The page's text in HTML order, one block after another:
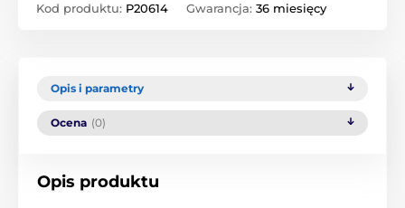
Kod produktu: P20614 Gwarancja: 36 miesięcy
Opis i parametry
Ocena (0)
Opis produktu